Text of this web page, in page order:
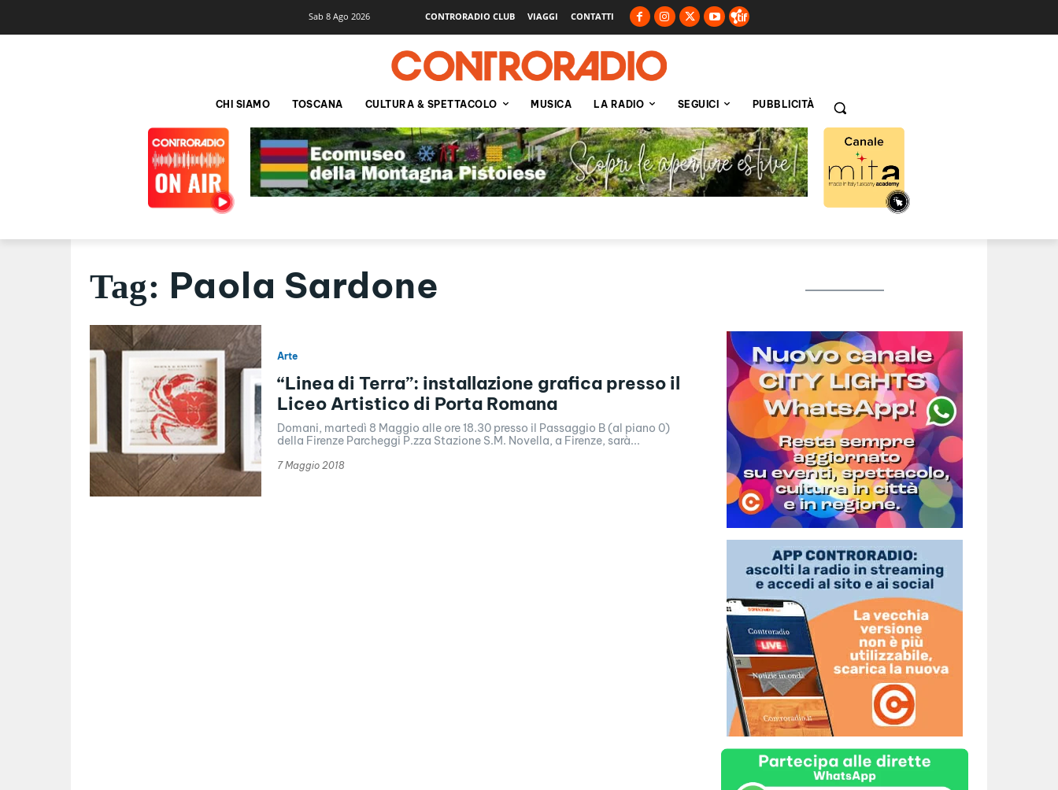
Sab 8 Ago 2026 CONTRORADIO CLUB VIAGGI CONTATTI
CHI SIAMO TOSCANA CULTURA & SPETTACOLO MUSICA LA RADIO SEGUICI PUBBLICITÀ
Tag: Paola Sardone
Arte
“Linea di Terra”: installazione grafica presso il
Liceo Artistico di Porta Romana
Domani, martedì 8 Maggio alle ore 18.30 presso il Passaggio B (al piano 0)
della Firenze Parcheggi P.zza Stazione S.M. Novella, a Firenze, sarà...
7 Maggio 2018